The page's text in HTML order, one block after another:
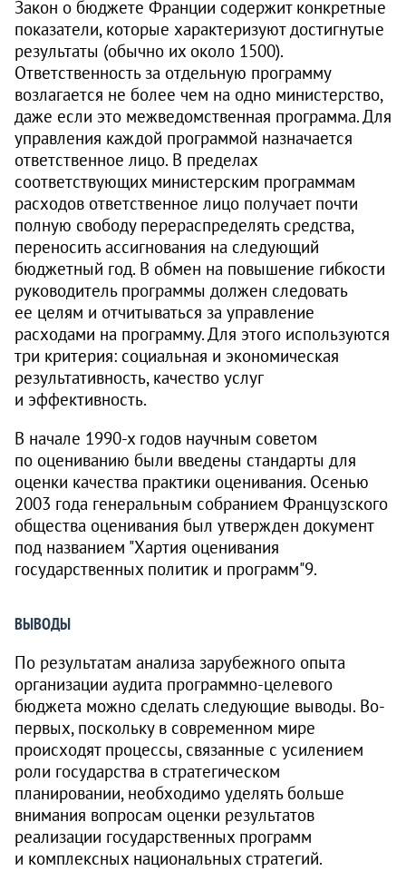
Закон о бюджете Франции содержит конкретные
показатели, которые характеризуют достигнутые
результаты (обычно их около 1500).
Ответственность за отдельную программу
возлагается не более чем на одно министерство,
даже если это межведомственная программа. Для
управления каждой программой назначается
ответственное лицо. В пределах
соответствующих министерским программам
расходов ответственное лицо получает почти
полную свободу перераспределять средства,
переносить ассигнования на следующий
бюджетный год. В обмен на повышение гибкости
руководитель программы должен следовать
ее целям и отчитываться за управление
расходами на программу. Для этого используются
три критерия: социальная и экономическая
результативность, качество услуг
и эффективность.
В начале 1990-х годов научным советом
по оцениванию были введены стандарты для
оценки качества практики оценивания. Осенью
2003 года генеральным собранием Французского
общества оценивания был утвержден документ
под названием "Хартия оценивания
государственных политик и программ"9.
ВЫВОДЫ
По результатам анализа зарубежного опыта
организации аудита программно-целевого
бюджета можно сделать следующие выводы. Во-
первых, поскольку в современном мире
происходят процессы, связанные с усилением
роли государства в стратегическом
планировании, необходимо уделять больше
внимания вопросам оценки результатов
реализации государственных программ
и комплексных национальных стратегий.